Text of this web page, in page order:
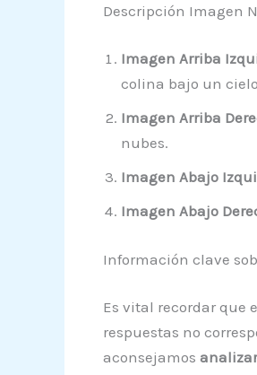
Descripción Imagen
Imagen Arriba
colina bajo un
Imagen Arriba
nubes.
Imagen Abajo
Imagen Abajo
Información clave
Es vital recordar que
respuestas no
aconsejamos